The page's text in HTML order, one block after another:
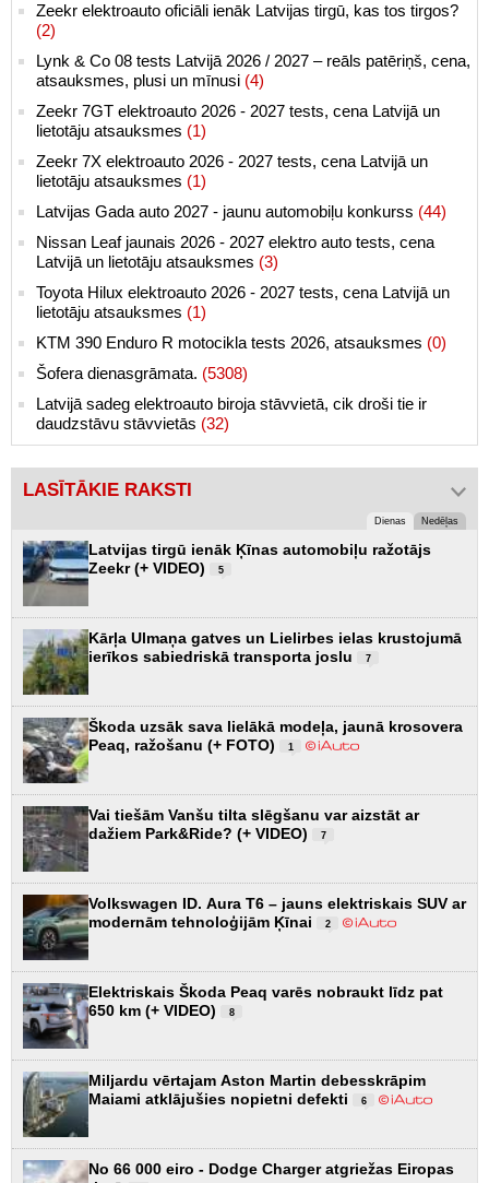
Zeekr elektroauto oficiāli ienāk Latvijas tirgū, kas tos tirgos?
(2)
Lynk & Co 08 tests Latvijā 2026 / 2027 – reāls patēriņš, cena,
atsauksmes, plusi un mīnusi (4)
Zeekr 7GT elektroauto 2026 - 2027 tests, cena Latvijā un
lietotāju atsauksmes (1)
Zeekr 7X elektroauto 2026 - 2027 tests, cena Latvijā un
lietotāju atsauksmes (1)
Latvijas Gada auto 2027 - jaunu automobiļu konkurss (44)
Nissan Leaf jaunais 2026 - 2027 elektro auto tests, cena
Latvijā un lietotāju atsauksmes (3)
Toyota Hilux elektroauto 2026 - 2027 tests, cena Latvijā un
lietotāju atsauksmes (1)
KTM 390 Enduro R motocikla tests 2026, atsauksmes (0)
Šofera dienasgrāmata. (5308)
Latvijā sadeg elektroauto biroja stāvvietā, cik droši tie ir
daudzstāvu stāvvietās (32)
LASĪTĀKIE RAKSTI
Dienas Nedēļas
Latvijas tirgū ienāk Ķīnas automobiļu ražotājs
Zeekr (+ VIDEO)
5
Kārļa Ulmaņa gatves un Lielirbes ielas krustojumā
ierīkos sabiedriskā transporta joslu
7
Škoda uzsāk sava lielākā modeļa, jaunā krosovera
Peaq, ražošanu (+ FOTO)
1
Vai tiešām Vanšu tilta slēgšanu var aizstāt ar
dažiem Park&Ride? (+ VIDEO)
7
Volkswagen ID. Aura T6 – jauns elektriskais SUV ar
modernām tehnoloģijām Ķīnai
2
Elektriskais Škoda Peaq varēs nobraukt līdz pat
650 km (+ VIDEO)
8
Miljardu vērtajam Aston Martin debesskrāpim
Maiami atklājušies nopietni defekti
6
No 66 000 eiro - Dodge Charger atgriežas Eiropas